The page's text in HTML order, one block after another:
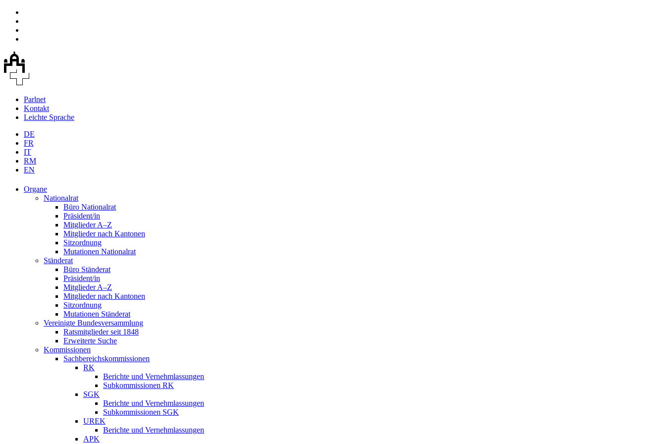
Parlnet
Kontakt
Leichte Sprache
DE
FR
IT
RM
EN
Organe
Nationalrat
Büro Nationalrat
Präsident/in
Mitglieder A–Z
Mitglieder nach Kantonen
Sitzordnung
Mutationen Nationalrat
Ständerat
Büro Ständerat
Präsident/in
Mitglieder A–Z
Mitglieder nach Kantonen
Sitzordnung
Mutationen Ständerat
Vereinigte Bundesversammlung
Ratsmitglieder seit 1848
Erweiterte Suche
Kommissionen
Sachbereichskommissionen
RK
Berichte und Vernehmlassungen
Subkommissionen RK
SGK
Berichte und Vernehmlassungen
Subkommissionen SGK
UREK
Berichte und Vernehmlassungen
APK